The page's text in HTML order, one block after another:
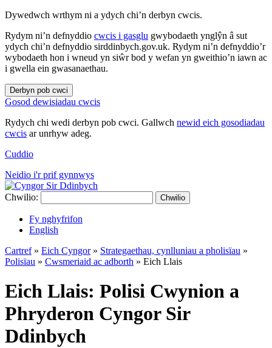
Dywedwch wrthym ni a ydych chi’n derbyn cwcis.
Rydym ni’n defnyddio cwcis i gasglu gwybodaeth ynglŷn â sut
ydych chi’n defnyddio sirddinbych.gov.uk. Rydym ni’n defnyddio’r
wybodaeth hon i wneud yn siŵr bod y wefan yn gweithio’n iawn ac
i gwella ein gwasanaethau.
Derbyn pob cwci
Gosod dewisiadau cwcis
Rydych chi wedi derbyn pob cwci. Gallwch newid eich gosodiadau
cwcis ar unrhyw adeg.
Cuddio
Neidio i'r prif gynnwys
Chwilio: Chwilio
Fy nghyfrifon
English
Cartref» Eich Cyngor» Strategaethau, cynlluniau a pholisïau »
Polisïau » Cwsmeriaid ac adborth » Eich Llais
Eich Llais: Polisi Cwynion a
Phryderon Cyngor Sir
Ddinbych